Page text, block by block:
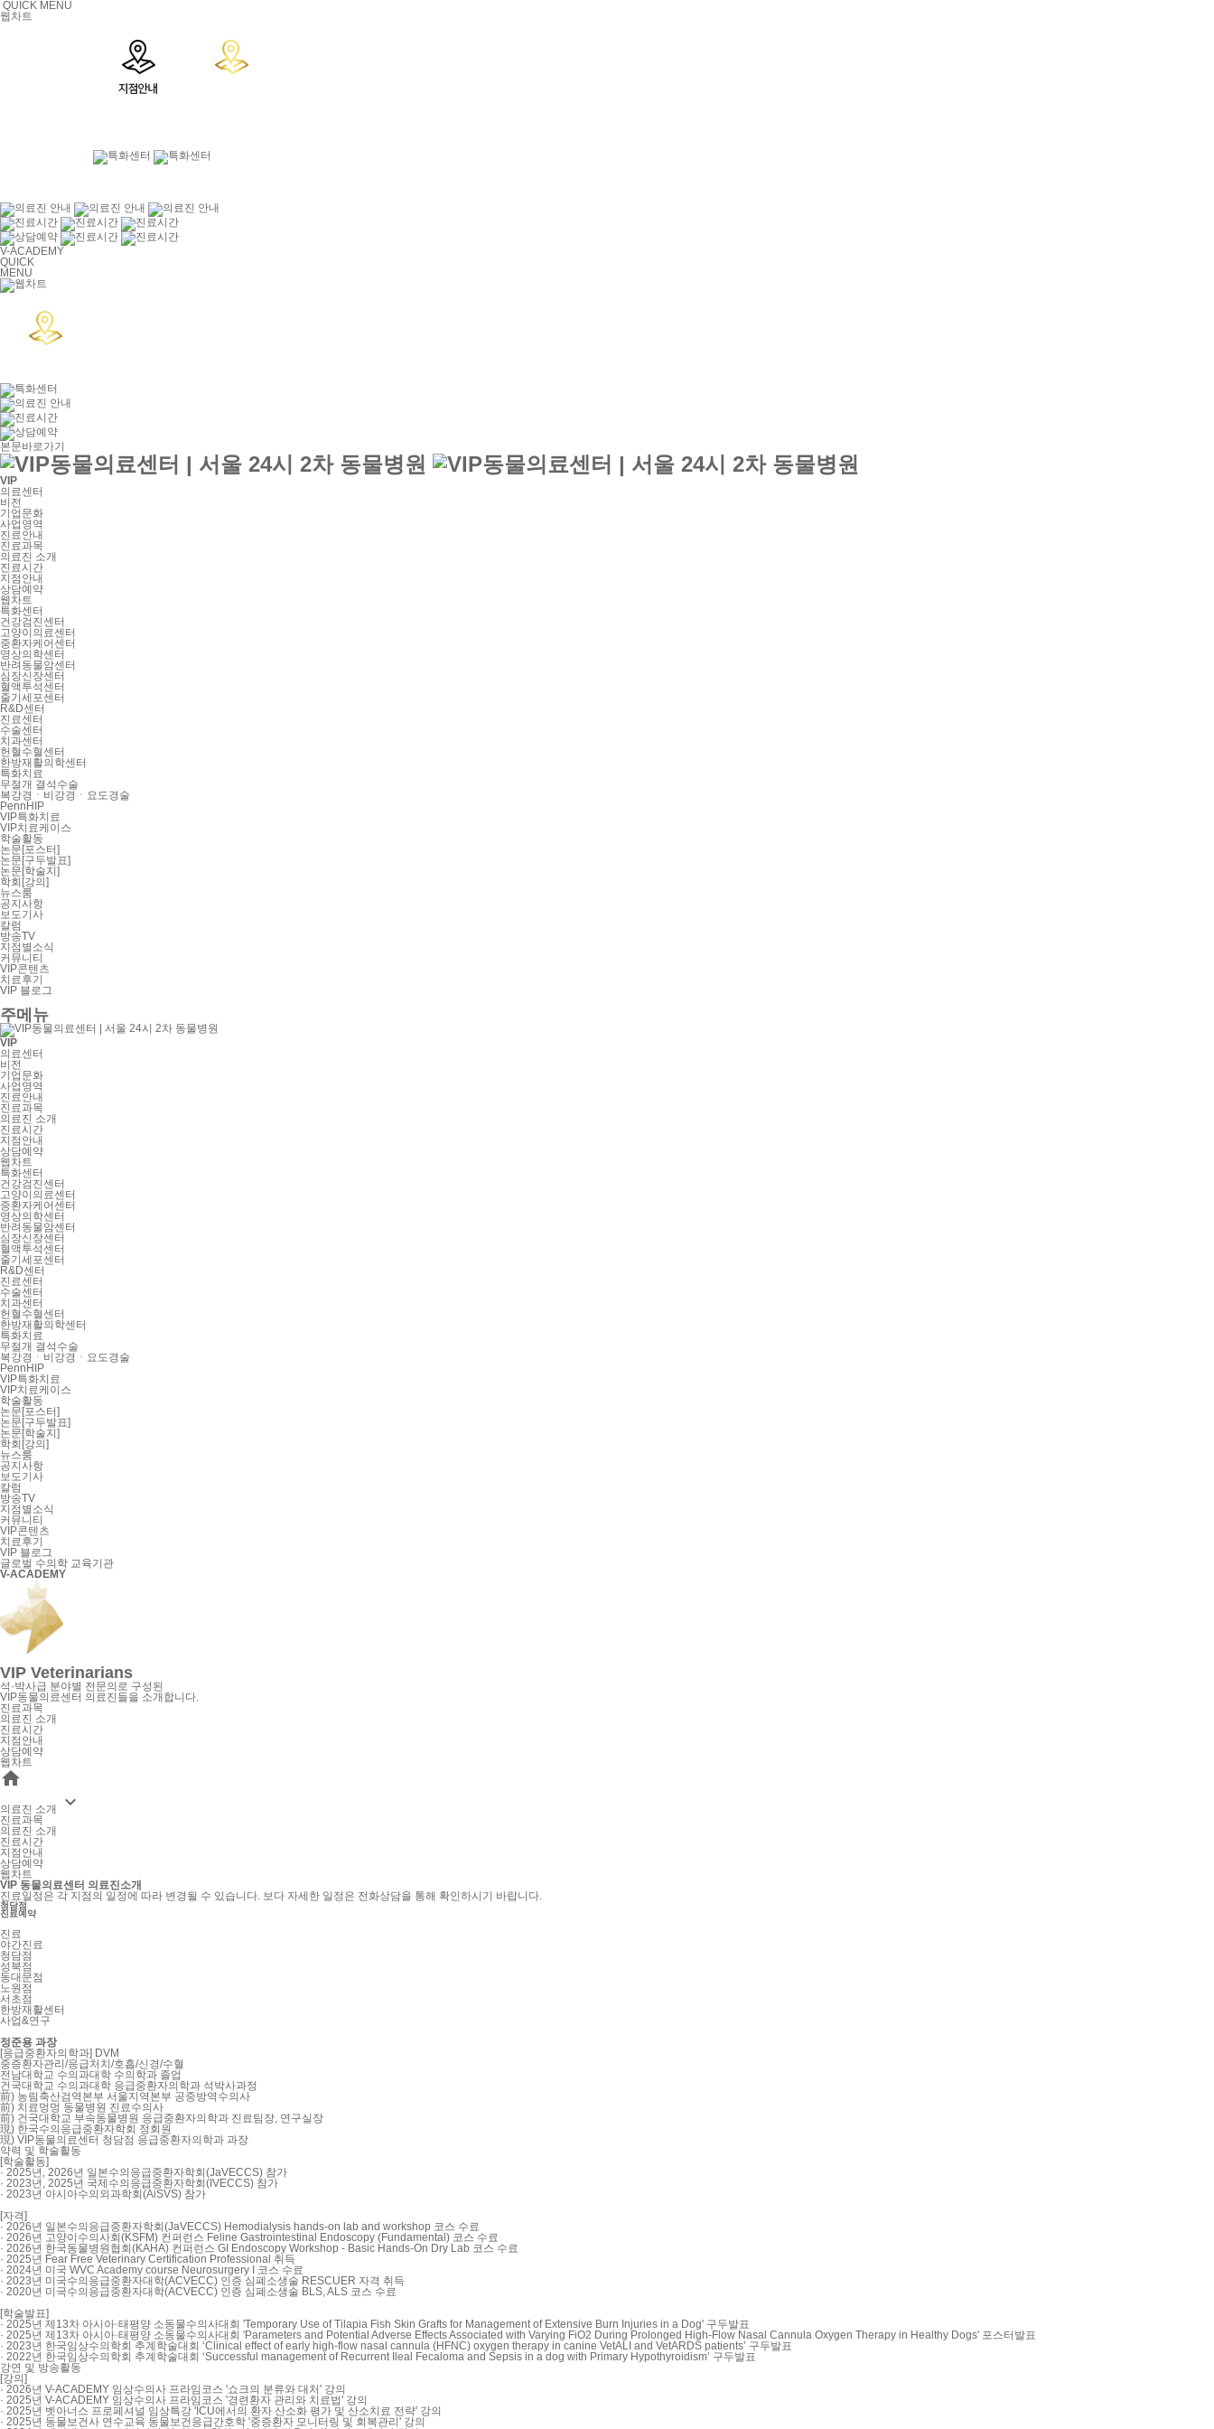
QUICK MENU
웹차트
V-ACADEMY
QUICK
MENU
본문바로가기
VIP
의료센터
비전
기업문화
사업영역
진료안내
진료과목
의료진 소개
진료시간
지점안내
상담예약
웹차트
특화센터
건강검진센터
고양이의료센터
중환자케어센터
영상의학센터
반려동물암센터
심장신장센터
혈액투석센터
줄기세포센터
R&D센터
진료센터
수술센터
치과센터
헌혈수혈센터
한방재활의학센터
특화치료
무절개 결석수술
복강경ㆍ비강경ㆍ요도경술
PennHIP
VIP특화치료
VIP치료케이스
학술활동
논문[포스터]
논문[구두발표]
논문[학술지]
학회[강의]
뉴스룸
공지사항
보도기사
칼럼
방송TV
지점별소식
커뮤니티
VIP콘텐츠
치료후기
VIP 블로그
주메뉴
VIP
의료센터
비전
기업문화
사업영역
진료안내
진료과목
의료진 소개
진료시간
지점안내
상담예약
웹차트
특화센터
건강검진센터
고양이의료센터
중환자케어센터
영상의학센터
반려동물암센터
심장신장센터
혈액투석센터
줄기세포센터
R&D센터
진료센터
수술센터
치과센터
헌혈수혈센터
한방재활의학센터
특화치료
무절개 결석수술
복강경ㆍ비강경ㆍ요도경술
PennHIP
VIP특화치료
VIP치료케이스
학술활동
논문[포스터]
논문[구두발표]
논문[학술지]
학회[강의]
뉴스룸
공지사항
보도기사
칼럼
방송TV
지점별소식
커뮤니티
VIP콘텐츠
치료후기
VIP 블로그
글로벌 수의학 교육기관
V-ACADEMY
VIP Veterinarians
석·박사급 분야별 전문의로 구성된
VIP동물의료센터 의료진들을 소개합니다.
진료과목
의료진 소개
진료시간
지점안내
상담예약
웹차트

의료진 소개 
진료과목
의료진 소개
진료시간
지점안내
상담예약
웹차트
VIP 동물의료센터 의료진소개
진료일정은 각 지점의 일정에 따라 변경될 수 있습니다. 보다 자세한 일정은 전화상담을 통해 확인하시기 바랍니다.
청담점
진료예약
진료
야간진료
청담점
성북점
동대문점
노원점
서초점
한방재활센터
사업&연구
정준용 과장
[응급중환자의학과] DVM
중증환자관리/응급처치/호흡/신경/수혈
전남대학교 수의과대학 수의학과 졸업
건국대학교 수의과대학 응급중환자의학과 석박사과정
前) 농림축산검역본부 서울지역본부 공중방역수의사
前) 치료멍멍 동물병원 진료수의사
前) 건국대학교 부속동물병원 응급중환자의학과 진료팀장, 연구실장
現) 한국수의응급중환자학회 정회원
現) VIP동물의료센터 청담점 응급중환자의학과 과장
약력 및 학술활동
[학술활동]
· 2025년, 2026년 일본수의응급중환자학회(JaVECCS) 참가
· 2023년, 2025년 국제수의응급중환자학회(IVECCS) 참가
· 2023년 아시아수의외과학회(AiSVS) 참가
[자격]
· 2026년 일본수의응급중환자학회(JaVECCS) Hemodialysis hands-on lab and workshop 코스 수료
· 2026년 고양이수의사회(KSFM) 컨퍼런스 Feline Gastrointestinal Endoscopy (Fundamental) 코스 수료
· 2026년 한국동물병원협회(KAHA) 컨퍼런스 GI Endoscopy Workshop - Basic Hands-On Dry Lab 코스 수료
· 2025년 Fear Free Veterinary Certification Professional 취득
· 2024년 미국 WVC Academy course Neurosurgery I 코스 수료
· 2023년 미국수의응급중환자대학(ACVECC) 인증 심폐소생술 RESCUER 자격 취득
· 2020년 미국수의응급중환자대학(ACVECC) 인증 심폐소생술 BLS, ALS 코스 수료
[학술발표]
· 2025년 제13차 아시아·태평양 소동물수의사대회 'Temporary Use of Tilapia Fish Skin Grafts for Management of Extensive Burn Injuries in a Dog' 구두발표
· 2025년 제13차 아시아·태평양 소동물수의사대회 'Parameters and Potential Adverse Effects Associated with Varying FiO2 During Prolonged High-Flow Nasal Cannula Oxygen Therapy in Healthy Dogs' 포스터발표
· 2023년 한국임상수의학회 추계학술대회 ‘Clinical effect of early high-flow nasal cannula (HFNC) oxygen therapy in canine VetALI and VetARDS patients’ 구두발표
· 2022년 한국임상수의학회 추계학술대회 ‘Successful management of Recurrent Ileal Fecaloma and Sepsis in a dog with Primary Hypothyroidism’ 구두발표
강연 및 방송활동
[강의]
· 2026년 V-ACADEMY 임상수의사 프라임코스 '쇼크의 분류와 대처' 강의
· 2025년 V-ACADEMY 임상수의사 프라임코스 '경련환자 관리와 치료법' 강의
· 2025년 벳아너스 프로페셔널 임상특강 'ICU에서의 환자 산소화 평가 및 산소치료 전략' 강의
· 2025년 동물보건사 연수교육 동물보건응급간호학 '중증환자 모니터링 및 회복관리' 강의